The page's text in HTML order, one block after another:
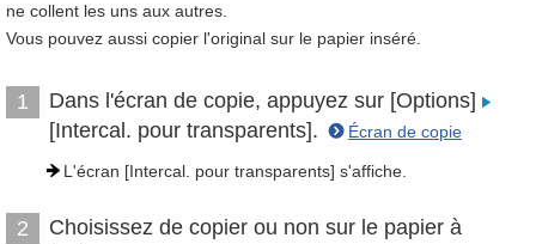
ne collent les uns aux autres.
Vous pouvez aussi copier l'original sur le papier inséré.
1
Dans l'écran de copie, appuyez sur [Options]
[Intercal. pour transparents].
Écran de copie
L'écran [Intercal. pour transparents] s'affiche.
2
Choisissez de copier ou non sur le papier à